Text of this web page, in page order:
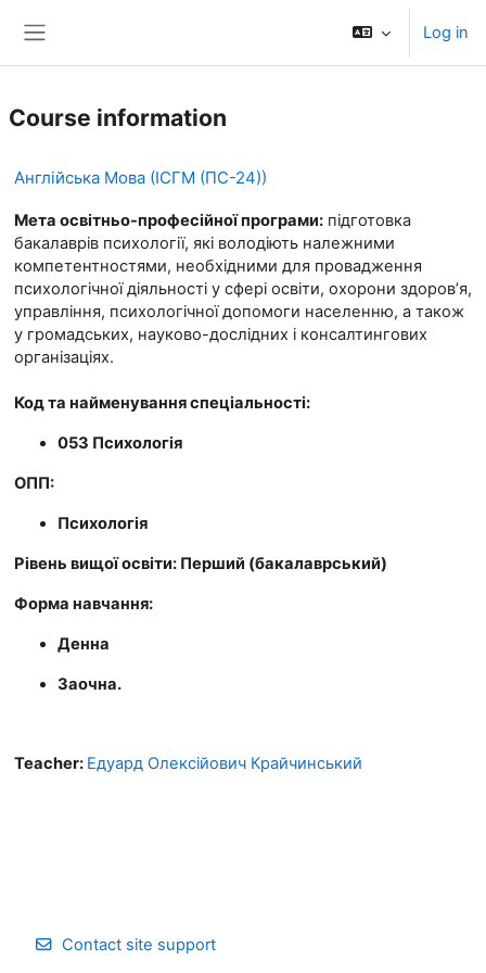
Log in
Course information
Англійська Мова (ІСГМ (ПС-24))
Мета освітньо-професійної програми: підготовка
бакалаврів психології, які володіють належними
компетентностями, необхідними для провадження
психологічної діяльності у сфері освіти, охорони здоров’я,
управління, психологічної допомоги населенню, а також
у громадських, науково-дослідних і консалтингових
організаціях.
Код та найменування спеціальності:
053 Психологія
ОПП:
Психологія
Рівень вищої освіти: Перший (бакалаврський)
Форма навчання:
Денна
Заочна.
Teacher: Едуард Олексійович Крайчинський
Contact site support